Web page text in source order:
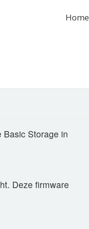
Home
Storage in
Deze firmware